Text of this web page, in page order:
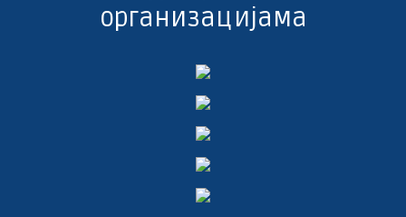
организацијама